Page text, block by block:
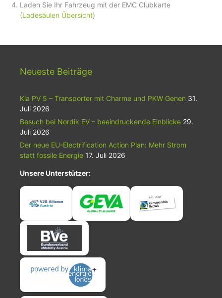
Laden Sie Ihr Fahrzeug mit der EMC Clubkarte
(Ladesäulen Übersicht)
Neueste Beiträge
Kia PV 5 – Transporter mit Charme und PKW Genen 31.
Juli 2026
Besuch bei Nordik EV – beeindruckende Einblicke 29.
Juli 2026
Der neue EU-Electrification Action Plan: Mehr Strom
statt fossile Energie 17. Juli 2026
Unsere Unterstützer: